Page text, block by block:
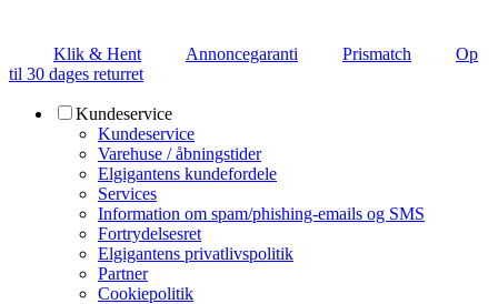
Klik & Hent Annoncegaranti Prismatch
Op
til 30 dages returret
Kundeservice
Kundeservice
Varehuse / åbningstider
Elgigantens kundefordele
Services
Information om spam/phishing-emails og SMS
Fortrydelsesret
Elgigantens privatlivspolitik
Partner
Cookiepolitik